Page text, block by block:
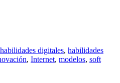
habilidades digitales, habilidades
, Internet, modelos, soft